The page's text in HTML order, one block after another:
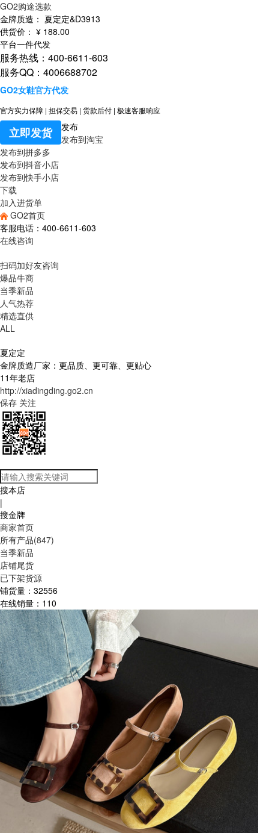
GO2购途选款
金牌质造： 夏定定&D3913
供货价： ¥ 188.00
平台一件代发
服务热线：400-6611-603
服务QQ：4006688702
GO2女鞋官方代发
官方实力保障 | 担保交易 | 货款后付 | 极速客服响应
立即发货
发布
发布到淘宝
发布到拼多多
发布到抖音小店
发布到快手小店
下载
加入进货单
GO2首页
客服电话：400-6611-603
在线咨询
扫码加好友咨询
爆品牛商
当季新品
人气热荐
精选直供
ALL
夏定定
金牌质造厂家：更品质、更可靠、更贴心
11年老店
http://xiadingding.go2.cn
保存 关注
搜本店
|
搜金牌
商家首页
所有产品(847)
当季新品
店铺尾货
已下架货源
铺货量： 32556
在线销量： 110